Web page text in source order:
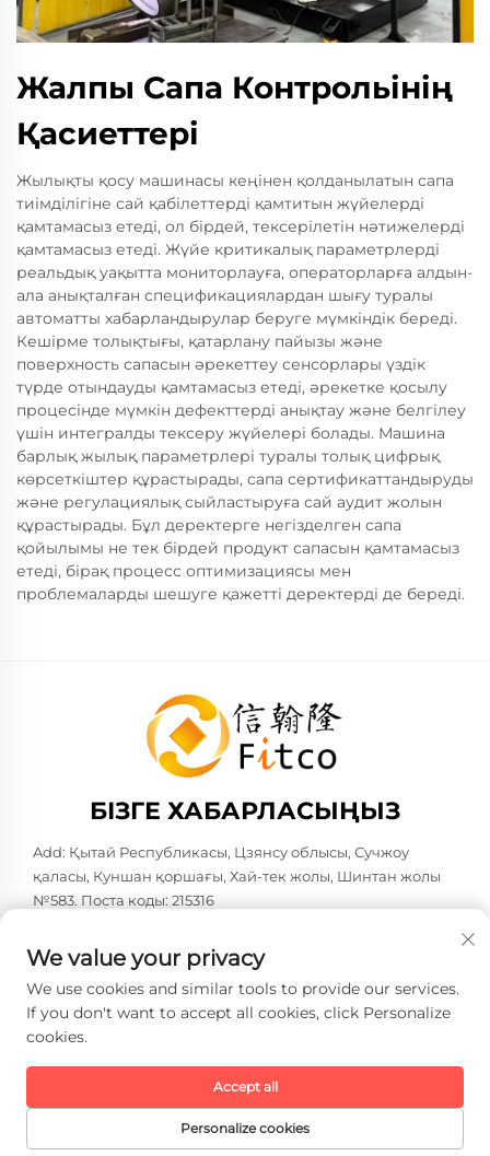
Жалпы Сапа Контрольінің
Қасиеттері
Жылықты қосу машинасы кеңінен қолданылатын сапа
тиімділігіне сай қабілеттерді қамтитын жүйелерді
қамтамасыз етеді, ол бірдей, тексерілетін нәтижелерді
қамтамасыз етеді. Жүйе критикалық параметрлерді
реальдық уақытта мониторлауға, операторларға алдын-
ала анықталған спецификациялардан шығу туралы
автоматты хабарландырулар беруге мүмкіндік береді.
Кешірме толықтығы, қатарлану пайызы және
поверхность сапасын әрекеттеу сенсорлары үздік
түрде отындауды қамтамасыз етеді, әрекетке қосылу
процесінде мүмкін дефекттерді анықтау және белгілеу
үшін интегралды тексеру жүйелері болады. Машина
барлық жылық параметрлері туралы толық цифрық
көрсеткіштер құрастырады, сапа сертификаттандыруды
және регулациялық сыйластыруға сай аудит жолын
құрастырады. Бұл деректерге негізделген сапа
қойылымы не тек бірдей продукт сапасын қамтамасыз
етеді, бірақ процесс оптимизациясы мен
проблемаларды шешуге қажетті деректерді де береді.
БІЗГЕ ХАБАРЛАСЫҢЫЗ
Add: Қытай Республикасы, Цзянсу облысы, Сучжоу
қаласы, Куншан қоршағы, Хай-тек жолы, Шинтан жолы
№583. Поста коды: 215316
Электрондық пошта:
[email protected]
Copyright © 2026 Faith-Han Intelligent Technology Co., Ltd.
саясаты
We value your privacy
We use cookies and similar tools to provide our services.
If you don't want to accept all cookies, click Personalize
cookies.
Personalize cookies
Accept all